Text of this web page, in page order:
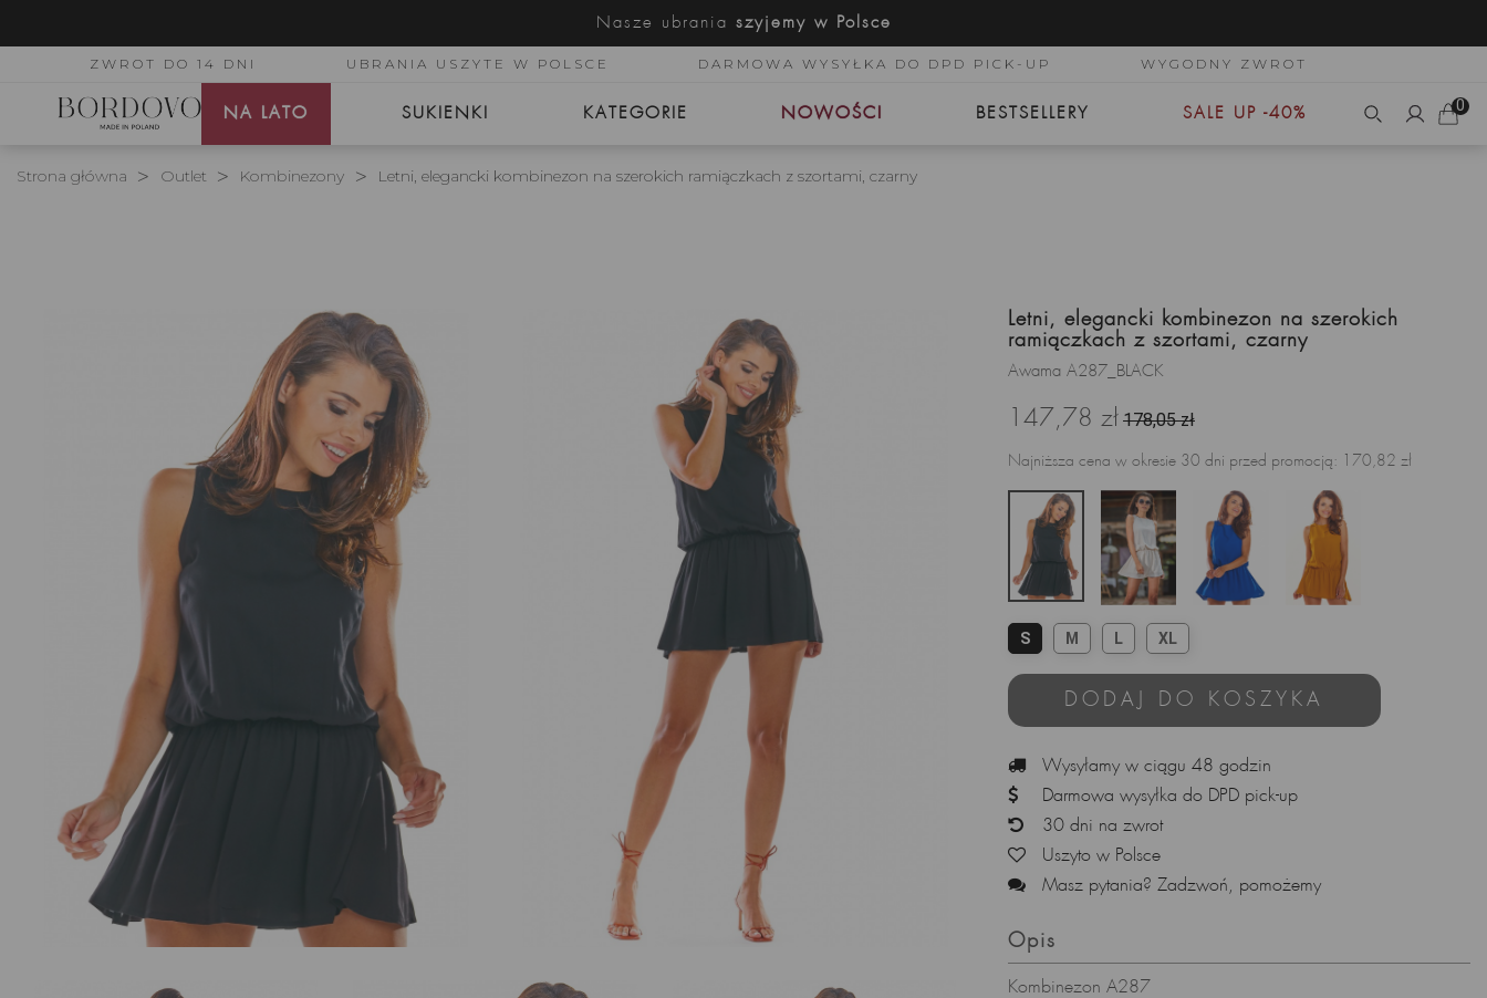
Nasze ubrania szyjemy w Polsce
ZWROT DO 14 DNI UBRANIA USZYTE W POLSCE DARMOWA WYSYŁKA DO DPD PICK-UP WYGODNY ZWROT
NA LATO SUKIENKI KATEGORIE NOWOŚCI BESTSELLERY SALE UP -40% 0
Strona główna Outlet Kombinezony Letni, elegancki kombinezon na szerokich ramiączkach z szortami, czarny
Letni, elegancki kombinezon na szerokich
ramiączkach z szortami, czarny
Awama A287_BLACK
147,78 zł 178,05 zł
Najniższa cena w okresie 30 dni przed promocją: 170,82 zł
S M L XL
DODAJ DO KOSZYKA
Wysyłamy w ciągu 48 godzin
Darmowa wysyłka do DPD pick-up
30 dni na zwrot
Uszyto w Polsce
Masz pytania? Zadzwoń, pomożemy
Opis
Kombinezon A287